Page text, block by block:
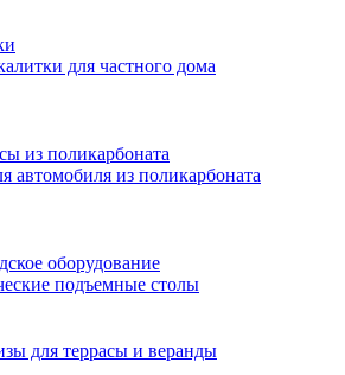
для частного дома
из поликарбоната
автомобиля из поликарбоната
оборудование
подъемные столы
для террасы и веранды